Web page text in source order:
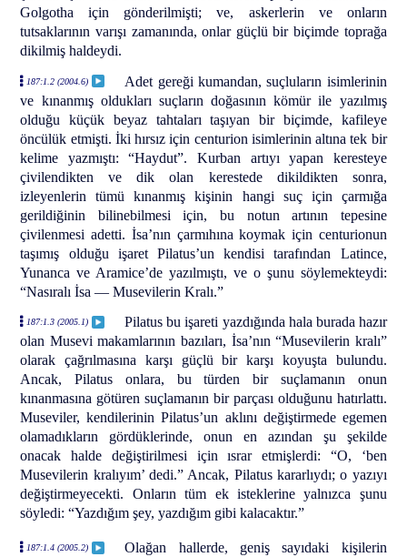
Golgotha için gönderilmişti; ve, askerlerin ve onların
tutsaklarının varışı zamanında, onlar güçlü bir biçimde toprağa
dikilmiş haldeydi.
187:1.2 (2004.6)
Adet gereği kumandan, suçluların isimlerinin
ve kınanmış oldukları suçların doğasının kömür ile yazılmış
olduğu küçük beyaz tahtaları taşıyan bir biçimde, kafileye
öncülük etmişti. İki hırsız için centurion isimlerinin altına tek bir
kelime yazmıştı: “Haydut”. Kurban artıyı yapan keresteye
çivilendikten ve dik olan kerestede dikildikten sonra,
izleyenlerin tümü kınanmış kişinin hangi suç için çarmığa
gerildiğinin bilinebilmesi için, bu notun artının tepesine
çivilenmesi adetti. İsa’nın çarmıhına koymak için centurionun
taşımış olduğu işaret Pilatus’un kendisi tarafından Latince,
Yunanca ve Aramice’de yazılmıştı, ve o şunu söylemekteydi:
“Nasıralı İsa — Musevilerin Kralı.”
187:1.3 (2005.1)
Pilatus bu işareti yazdığında hala burada hazır
olan Musevi makamlarının bazıları, İsa’nın “Musevilerin kralı”
olarak çağrılmasına karşı güçlü bir karşı koyuşta bulundu.
Ancak, Pilatus onlara, bu türden bir suçlamanın onun
kınanmasına götüren suçlamanın bir parçası olduğunu hatırlattı.
Museviler, kendilerinin Pilatus’un aklını değiştirmede egemen
olamadıkların gördüklerinde, onun en azından şu şekilde
onacak halde değiştirilmesi için ısrar etmişlerdi: “O, ‘ben
Musevilerin kralıyım’ dedi.” Ancak, Pilatus kararlıydı; o yazıyı
değiştirmeyecekti. Onların tüm ek isteklerine yalnızca şunu
söyledi: “Yazdığım şey, yazdığım gibi kalacaktır.”
187:1.4 (2005.2)
Olağan hallerde, geniş sayıdaki kişilerin